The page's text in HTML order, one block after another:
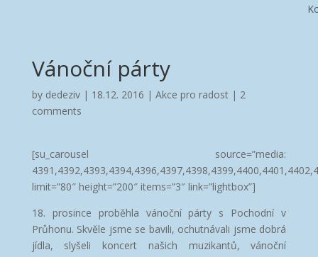
Vánoční párty
by dedeziv| 18.12. 2016 | Akce pro radost| 2
comments
[su_carousel source=”media:
limit=”80″ height=”200″ items=”3″ link=”lightbox”]
18. prosince proběhla vánoční párty s Pochodní v
Průhonu. Skvěle jsme se bavili, ochutnávali jsme dobrá
jídla, slyšeli koncert našich muzikantů, vánoční